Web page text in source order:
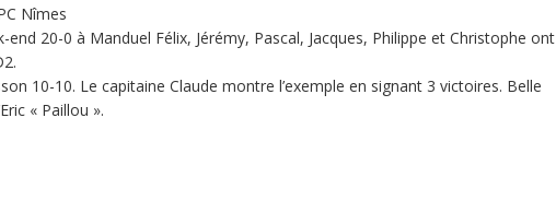
Nîmes
20-0 à Manduel Félix, Jérémy, Pascal, Jacques, Philippe et Christophe ont
10-10. Le capitaine Claude montre l’exemple en signant 3 victoires. Belle
« Paillou ».